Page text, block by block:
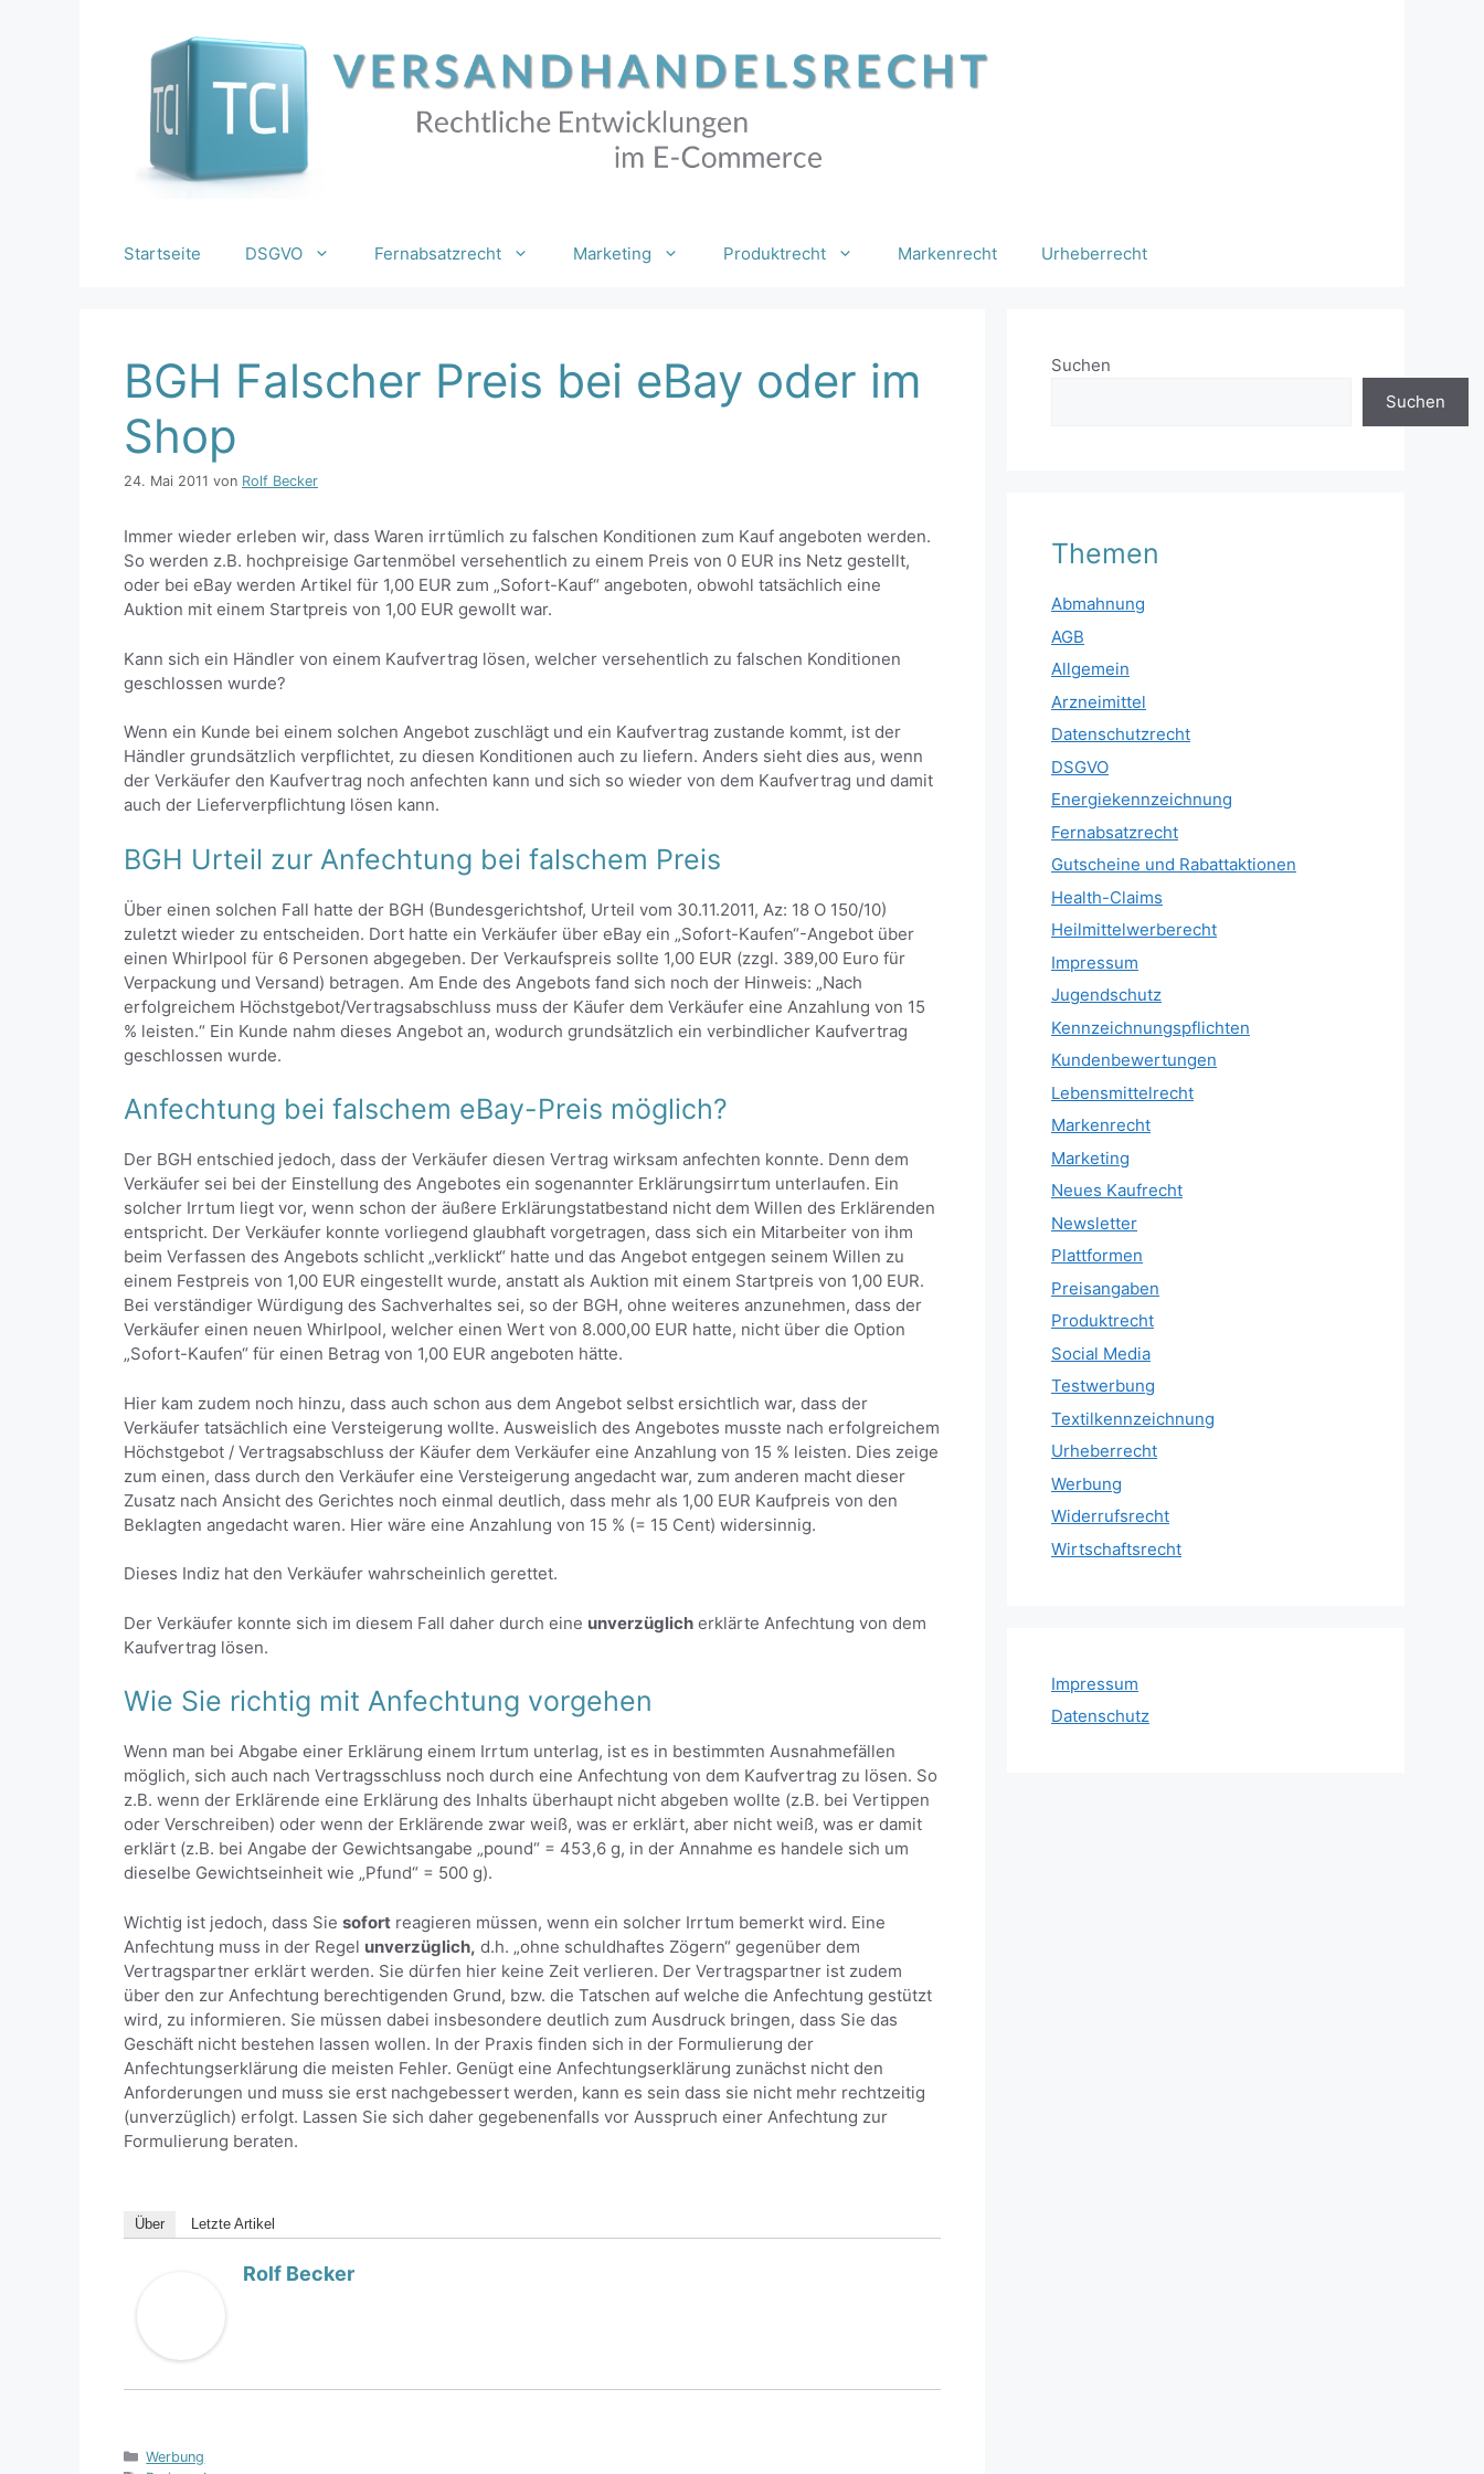
Startseite DSGVO Fernabsatzrecht Marketing Produktrecht Markenrecht Urheberrecht
BGH Falscher Preis bei eBay oder im
Shop
24. Mai 2011 von Rolf Becker
Immer wieder erleben wir, dass Waren irrtümlich zu falschen Konditionen zum Kauf angeboten werden.
So werden z.B. hochpreisige Gartenmöbel versehentlich zu einem Preis von 0 EUR ins Netz gestellt,
oder bei eBay werden Artikel für 1,00 EUR zum „Sofort-Kauf“ angeboten, obwohl tatsächlich eine
Auktion mit einem Startpreis von 1,00 EUR gewollt war.
Kann sich ein Händler von einem Kaufvertrag lösen, welcher versehentlich zu falschen Konditionen
geschlossen wurde?
Wenn ein Kunde bei einem solchen Angebot zuschlägt und ein Kaufvertrag zustande kommt, ist der
Händler grundsätzlich verpflichtet, zu diesen Konditionen auch zu liefern. Anders sieht dies aus, wenn
der Verkäufer den Kaufvertrag noch anfechten kann und sich so wieder von dem Kaufvertrag und damit
auch der Lieferverpflichtung lösen kann.
BGH Urteil zur Anfechtung bei falschem Preis
Über einen solchen Fall hatte der BGH (Bundesgerichtshof, Urteil vom 30.11.2011, Az: 18 O 150/10)
zuletzt wieder zu entscheiden. Dort hatte ein Verkäufer über eBay ein „Sofort-Kaufen“-Angebot über
einen Whirlpool für 6 Personen abgegeben. Der Verkaufspreis sollte 1,00 EUR (zzgl. 389,00 Euro für
Verpackung und Versand) betragen. Am Ende des Angebots fand sich noch der Hinweis: „Nach
erfolgreichem Höchstgebot/Vertragsabschluss muss der Käufer dem Verkäufer eine Anzahlung von 15
% leisten.“ Ein Kunde nahm dieses Angebot an, wodurch grundsätzlich ein verbindlicher Kaufvertrag
geschlossen wurde.
Anfechtung bei falschem eBay-Preis möglich?
Der BGH entschied jedoch, dass der Verkäufer diesen Vertrag wirksam anfechten konnte. Denn dem
Verkäufer sei bei der Einstellung des Angebotes ein sogenannter Erklärungsirrtum unterlaufen. Ein
solcher Irrtum liegt vor, wenn schon der äußere Erklärungstatbestand nicht dem Willen des Erklärenden
entspricht. Der Verkäufer konnte vorliegend glaubhaft vorgetragen, dass sich ein Mitarbeiter von ihm
beim Verfassen des Angebots schlicht „verklickt“ hatte und das Angebot entgegen seinem Willen zu
einem Festpreis von 1,00 EUR eingestellt wurde, anstatt als Auktion mit einem Startpreis von 1,00 EUR.
Bei verständiger Würdigung des Sachverhaltes sei, so der BGH, ohne weiteres anzunehmen, dass der
Verkäufer einen neuen Whirlpool, welcher einen Wert von 8.000,00 EUR hatte, nicht über die Option
„Sofort-Kaufen“ für einen Betrag von 1,00 EUR angeboten hätte.
Hier kam zudem noch hinzu, dass auch schon aus dem Angebot selbst ersichtlich war, dass der
Verkäufer tatsächlich eine Versteigerung wollte. Ausweislich des Angebotes musste nach erfolgreichem
Höchstgebot / Vertragsabschluss der Käufer dem Verkäufer eine Anzahlung von 15 % leisten. Dies zeige
zum einen, dass durch den Verkäufer eine Versteigerung angedacht war, zum anderen macht dieser
Zusatz nach Ansicht des Gerichtes noch einmal deutlich, dass mehr als 1,00 EUR Kaufpreis von den
Beklagten angedacht waren. Hier wäre eine Anzahlung von 15 % (= 15 Cent) widersinnig.
Dieses Indiz hat den Verkäufer wahrscheinlich gerettet.
Der Verkäufer konnte sich im diesem Fall daher durch eine unverzüglich erklärte Anfechtung von dem
Kaufvertrag lösen.
Wie Sie richtig mit Anfechtung vorgehen
Wenn man bei Abgabe einer Erklärung einem Irrtum unterlag, ist es in bestimmten Ausnahmefällen
möglich, sich auch nach Vertragsschluss noch durch eine Anfechtung von dem Kaufvertrag zu lösen. So
z.B. wenn der Erklärende eine Erklärung des Inhalts überhaupt nicht abgeben wollte (z.B. bei Vertippen
oder Verschreiben) oder wenn der Erklärende zwar weiß, was er erklärt, aber nicht weiß, was er damit
erklärt (z.B. bei Angabe der Gewichtsangabe „pound“ = 453,6 g, in der Annahme es handele sich um
dieselbe Gewichtseinheit wie „Pfund“ = 500 g).
Wichtig ist jedoch, dass Sie sofort reagieren müssen, wenn ein solcher Irrtum bemerkt wird. Eine
Anfechtung muss in der Regel unverzüglich, d.h. „ohne schuldhaftes Zögern“ gegenüber dem
Vertragspartner erklärt werden. Sie dürfen hier keine Zeit verlieren. Der Vertragspartner ist zudem
über den zur Anfechtung berechtigenden Grund, bzw. die Tatschen auf welche die Anfechtung gestützt
wird, zu informieren. Sie müssen dabei insbesondere deutlich zum Ausdruck bringen, dass Sie das
Geschäft nicht bestehen lassen wollen. In der Praxis finden sich in der Formulierung der
Anfechtungserklärung die meisten Fehler. Genügt eine Anfechtungserklärung zunächst nicht den
Anforderungen und muss sie erst nachgebessert werden, kann es sein dass sie nicht mehr rechtzeitig
(unverzüglich) erfolgt. Lassen Sie sich daher gegebenenfalls vor Ausspruch einer Anfechtung zur
Formulierung beraten.
Über Letzte Artikel
Rolf Becker
Kategorien
Werbung
Suchen
Suchen
Themen
Abmahnung
AGB
Allgemein
Arzneimittel
Datenschutzrecht
DSGVO
Energiekennzeichnung
Fernabsatzrecht
Gutscheine und Rabattaktionen
Health-Claims
Heilmittelwerberecht
Impressum
Jugendschutz
Kennzeichnungspflichten
Kundenbewertungen
Lebensmittelrecht
Markenrecht
Marketing
Neues Kaufrecht
Newsletter
Plattformen
Preisangaben
Produktrecht
Social Media
Testwerbung
Textilkennzeichnung
Urheberrecht
Werbung
Widerrufsrecht
Wirtschaftsrecht
Impressum
Datenschutz